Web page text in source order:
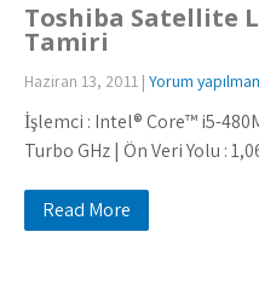
Toshiba Satellite
Tamiri
Haziran 13, 2011 | Yorum
İşlemci : Intel® Core™ i5-
Turbo GHz | Ön Veri Yolu :
Read More